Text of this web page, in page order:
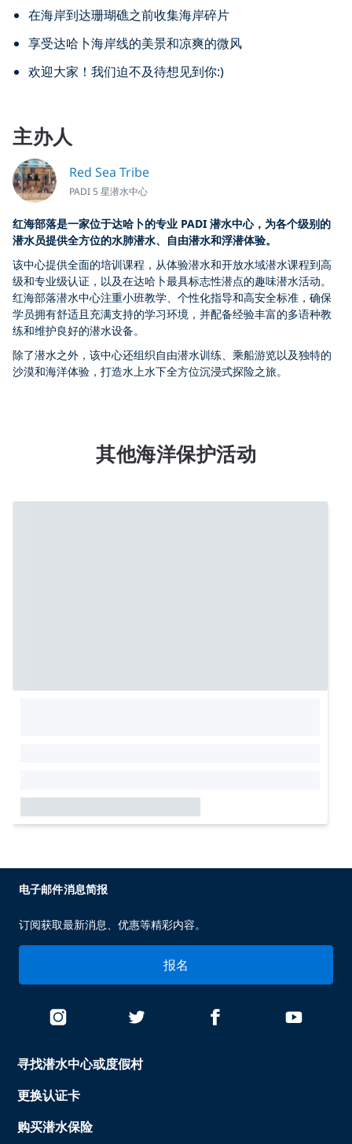
在海岸到达珊瑚礁之前收集海岸碎片
享受达哈卜海岸线的美景和凉爽的微风
欢迎大家！我们迫不及待想见到你:)
主办人
Red Sea Tribe
PADI 5 星潜水中心
红海部落是一家位于达哈卜的专业 PADI 潜水中心，为各个级别的
潜水员提供全方位的水肺潜水、自由潜水和浮潜体验。
该中心提供全面的培训课程，从体验潜水和开放水域潜水课程到高
级和专业级认证，以及在达哈卜最具标志性潜点的趣味潜水活动。
红海部落潜水中心注重小班教学、个性化指导和高安全标准，确保
学员拥有舒适且充满支持的学习环境，并配备经验丰富的多语种教
练和维护良好的潜水设备。
除了潜水之外，该中心还组织自由潜水训练、乘船游览以及独特的
沙漠和海洋体验，打造水上水下全方位沉浸式探险之旅。
其他海洋保护活动
寻找潜水中心或度假村
更换认证卡
购买潜水保险
电子邮件消息简报
订阅获取最新消息、优惠等精彩内容。
报名